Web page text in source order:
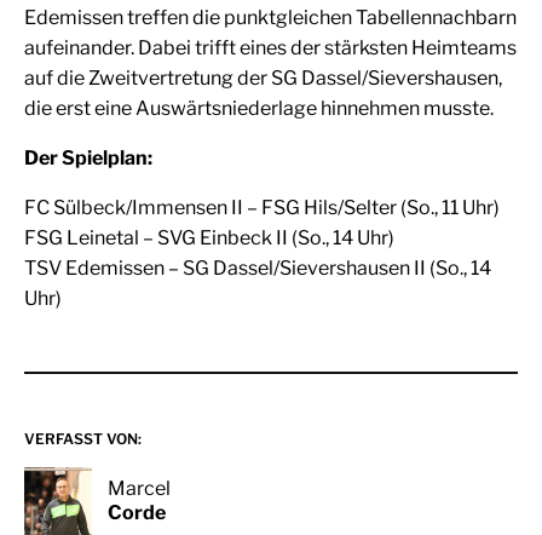
Edemissen treffen die punktgleichen Tabellennachbarn
aufeinander. Dabei trifft eines der stärksten Heimteams
auf die Zweitvertretung der SG Dassel/Sievershausen,
die erst eine Auswärtsniederlage hinnehmen musste.
Der Spielplan:
FC Sülbeck/Immensen II – FSG Hils/Selter (So., 11 Uhr)
FSG Leinetal – SVG Einbeck II (So., 14 Uhr)
TSV Edemissen – SG Dassel/Sievershausen II (So., 14
Uhr)
VERFASST VON:
Marcel
Corde